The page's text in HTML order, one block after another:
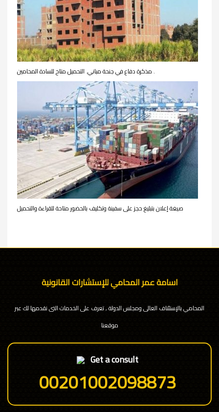
مذكرة دفاع في جنحة مباني. التحميل متاح للسادة المحامين .
صيغة إعلان بتبليغ حجز على سفينة وتكليف بالحضور متاحة للقراءة والتحميل
اسامة عمر المحامي للإستشارات القانونية
المحامي بالإستئناف العالى ومجلس الدولة , تعرف على الخدمات التى نقدمها لك عبر
موقعنا
Get a consult
00201002098873